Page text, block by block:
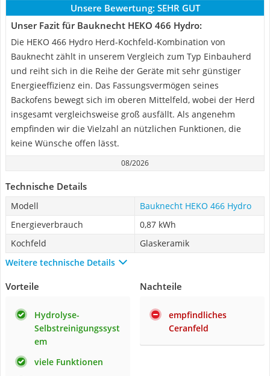
Unsere Bewertung: SEHR GUT
Unser Fazit für Bauknecht ‎HEKO 466 Hydro:
Die HEKO 466 Hydro Herd-Kochfeld-Kombination von
Bauknecht zählt in unserem Vergleich zum Typ Einbauherd
und reiht sich in die Reihe der Geräte mit sehr günstiger
Energieeffizienz ein. Das Fassungsvermögen seines
Backofens bewegt sich im oberen Mittelfeld, wobei der Herd
insgesamt vergleichsweise groß ausfällt. Als angenehm
empfinden wir die Vielzahl an nützlichen Funktionen, die
keine Wünsche offen lässt.
08/2026
Technische Details
Modell
Bauknecht ‎HEKO 466 Hydro
Energieverbrauch
0,87 kWh
Kochfeld
Glaskeramik
Weitere technische Details
Vorteile
Hydrolyse-
Selbstreinigungssyst
em
viele Funktionen
Nachteile
empfindliches
Ceranfeld